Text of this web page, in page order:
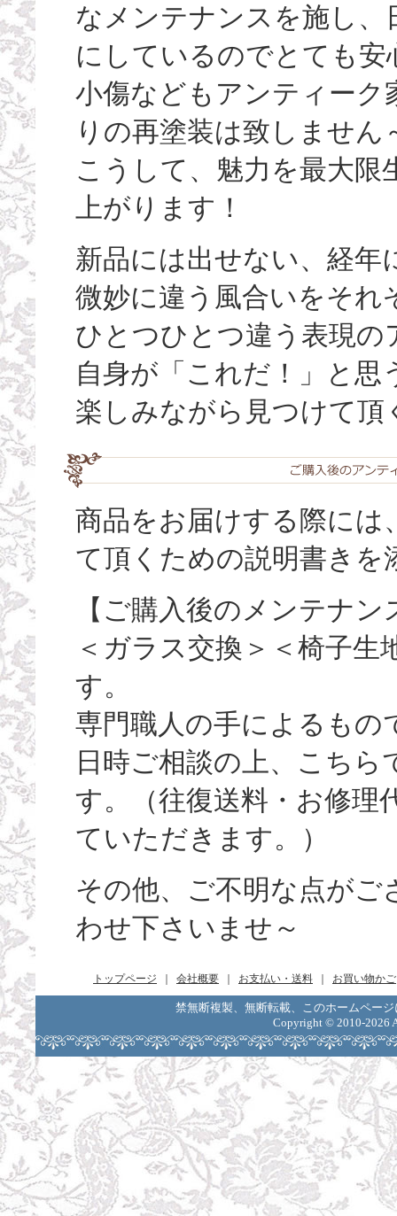
なメンテナンスを施し
にしているのでとても安
小傷などもアンティーク
りの再塗装は致しません
こうして、魅力を最大
上がります！
新品には出せない、経年
微妙に違う風合いをそれ
ひとつひとつ違う表現
自身が「これだ！」と
楽しみながら見つけて頂
商品をお届けする際には
て頂くための説明書きを
【ご購入後のメンテナ
＜ガラス交換＞＜椅子
す。
専門職人の手によるもの
日時ご相談の上、こち
す。（往復送料・お修理
ていただきます。）
その他、ご不明な点が
わせ下さいませ～
トップページ 会社概要 お支払い・送料 お買い物かご
禁無断複製、無断転載、このホームペー
Copyright © 2010-2026